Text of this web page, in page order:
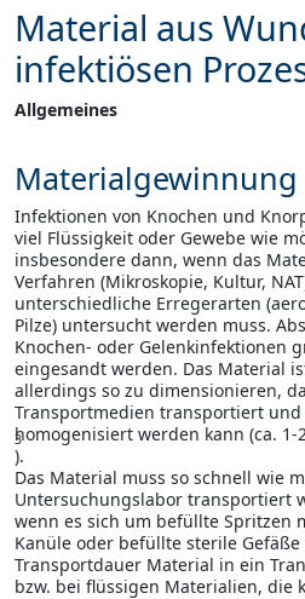
Material aus
infektiösen
Allgemeines
Materialgewinnung
Infektionen von Knochen und
viel Flüssigkeit oder Gewebe wie
insbesondere dann, wenn das
Verfahren (Mikroskopie, Kultur,
unterschiedliche Erregerarten
Pilze) untersucht werden muss.
Knochen- oder Gelenkinfektionen
eingesandt werden. Das Material
allerdings so zu dimensionieren,
Transportmedien transportiert
homogenisiert werden kann (ca. 1-
3
).
Das Material muss so schnell wie
Untersuchungslabor transportiert
wenn es sich um befüllte Spritzen
Kanüle oder befüllte sterile
Transportdauer Material in ein
bzw. bei flüssigen Materialien, die